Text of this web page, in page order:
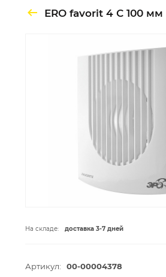
ЕRO favorit 4 С 100 мм
На складе: доставка 3-7 дней
Артикул: 00-00004378